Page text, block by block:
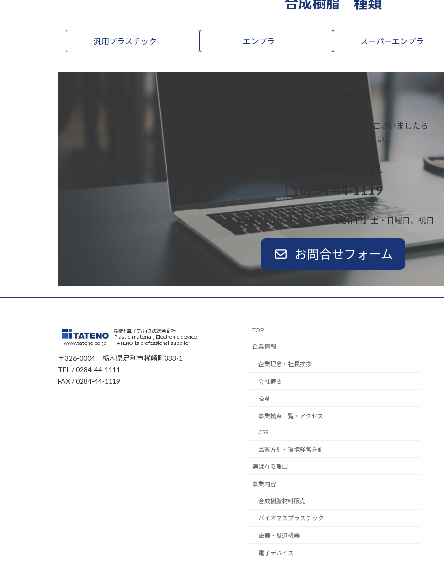
汎用プラスチック エンプラ スーパーエンプラ
製品に関することや、ご質問ご相談がございましたら
お気軽にお問い合わせください。
0284-44-1111
0284-44-1119
【営業時間】8:30～17:30 【定休日】土・日曜日、祝日
お問合せフォーム
〒326-0004 栃木県足利市樺崎町333-1
TEL / 0284-44-1111
FAX / 0284-44-1119
TOP
企業情報
企業理念・社長挨拶
会社概要
沿革
事業拠点一覧・アクセス
CSR
品質方針・環境経営方針
選ばれる理由
事業内容
合成樹脂材料販売
バイオマスプラスチック
設備・周辺機器
電子デバイス